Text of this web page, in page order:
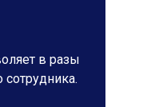
в разы
сотрудника.